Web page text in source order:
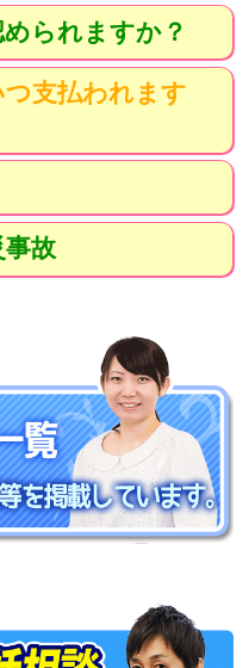
られますか？
支払われます
故